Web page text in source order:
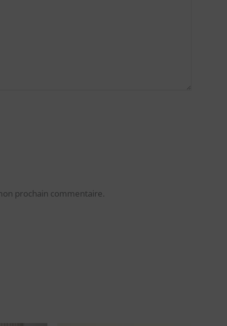
prochain commentaire.